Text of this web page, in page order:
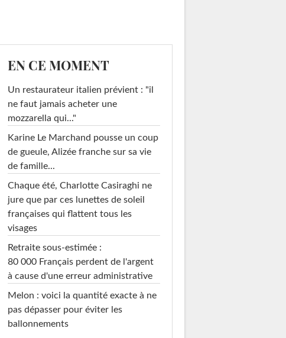
EN CE MOMENT
Un restaurateur italien prévient : "il
ne faut jamais acheter une
mozzarella qui..."
Karine Le Marchand pousse un coup
de gueule, Alizée franche sur sa vie
de famille...
Chaque été, Charlotte Casiraghi ne
jure que par ces lunettes de soleil
françaises qui flattent tous les
visages
Retraite sous-estimée :
80 000 Français perdent de l'argent
à cause d'une erreur administrative
Melon : voici la quantité exacte à ne
pas dépasser pour éviter les
ballonnements